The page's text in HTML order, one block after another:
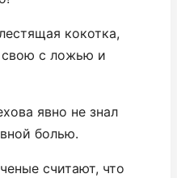
кокотка,
с ложью и
явно не знал
болью.
считают, что